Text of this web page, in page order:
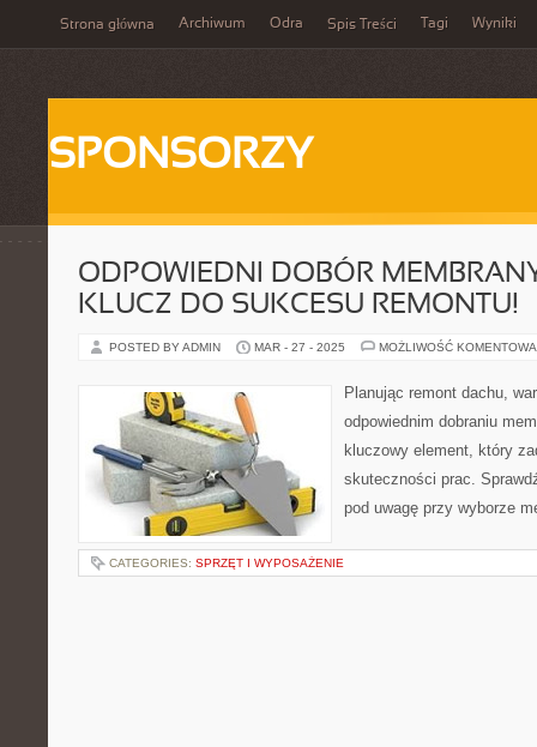
Strona główna Archiwum Odra Spis Treści Tagi Wyniki
SPONSORZY
ODPOWIEDNI DOBÓR
KLUCZ DO SUKCESU REMONTU!
POSTED BY ADMIN MAR - 27 - 2025 MOŻLIWOŚĆ
Planując remont dachu,
odpowiednim dobraniu
kluczowy element, który
skuteczności prac.
pod uwagę przy wyborze
CATEGORIES: SPRZĘT I WYPOSAŻENIE